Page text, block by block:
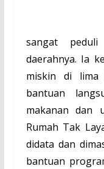
sangat
daerahnya. Ia
miskin di lima
bantuan
makanan dan
Rumah Tak
didata dan
bantuan